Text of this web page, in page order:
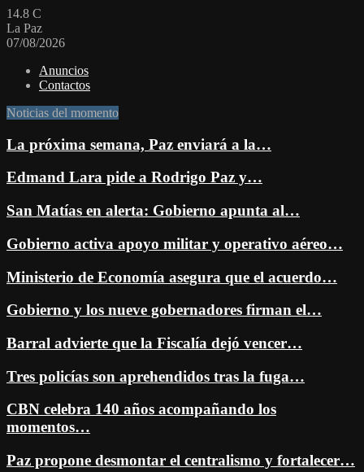
14.8 C
La Paz
07/08/2026
Anuncios
Contactos
Noticias del momento
La próxima semana, Paz enviará a la…
Edmand Lara pide a Rodrigo Paz y…
San Matías en alerta: Gobierno apunta al…
Gobierno activa apoyo militar y operativo aéreo…
Ministerio de Economía asegura que el acuerdo…
Gobierno y los nueve gobernadores firman el…
Barral advierte que la Fiscalía dejó vencer…
Tres policías son aprehendidos tras la fuga…
CBN celebra 140 años acompañando los
momentos…
Paz propone desmontar el centralismo y fortalecer…